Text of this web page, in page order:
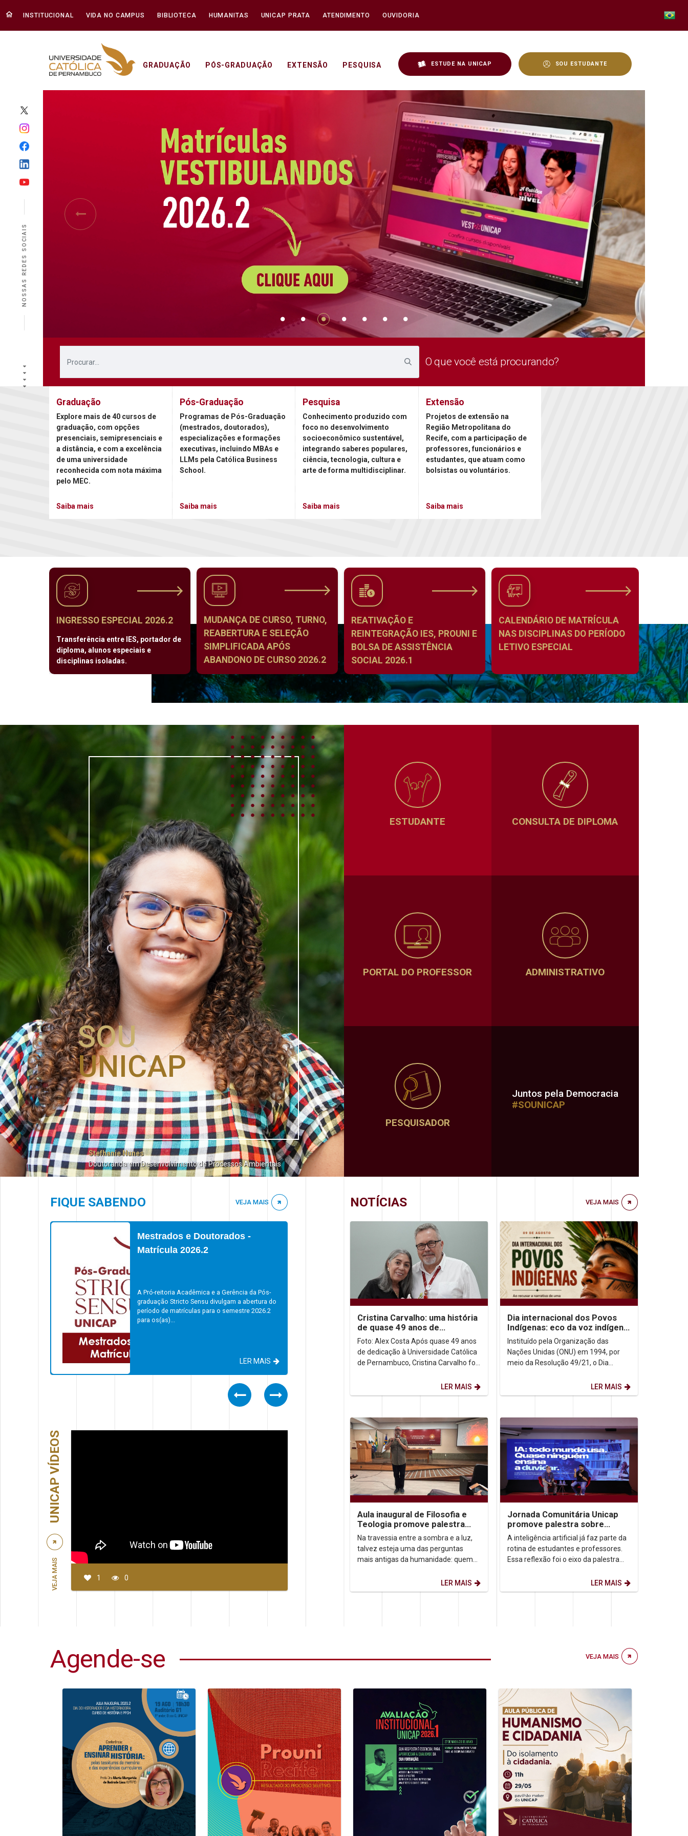
INSTITUCIONAL VIDA NO CAMPUS BIBLIOTECA HUMANITAS UNICAP PRATA ATENDIMENTO OUVIDORIA
GRADUAÇÃO PÓS-GRADUAÇÃO EXTENSÃO PESQUISA ESTUDE NA UNICAP SOU ESTUDANTE
Início - Unicap
NOSSAS REDES SOCIAIS
Previous Next
O que você está procurando?
Graduação
Explore mais de 40 cursos de
graduação, com opções
presenciais, semipresenciais e
a distância, e com a excelência
de uma universidade
reconhecida com nota máxima
pelo MEC.
Saiba mais
Pós-Graduação
Programas de Pós-Graduação
(mestrados, doutorados),
especializações e formações
executivas, incluindo MBAs e
LLMs pela Católica Business
School.
Saiba mais
Pesquisa
Conhecimento produzido com
foco no desenvolvimento
socioeconômico sustentável,
integrando saberes populares,
ciência, tecnologia, cultura e
arte de forma multidisciplinar.
Saiba mais
Extensão
Projetos de extensão na
Região Metropolitana do
Recife, com a participação de
professores, funcionários e
estudantes, que atuam como
bolsistas ou voluntários.
Saiba mais
INGRESSO ESPECIAL 2026.2
Transferência entre IES, portador de
diploma, alunos especiais e
disciplinas isoladas.
MUDANÇA DE CURSO, TURNO,
REABERTURA E SELEÇÃO
SIMPLIFICADA APÓS
ABANDONO DE CURSO 2026.2
REATIVAÇÃO E
REINTEGRAÇÃO IES, PROUNI E
BOLSA DE ASSISTÊNCIA
SOCIAL 2026.1
CALENDÁRIO DE MATRÍCULA
NAS DISCIPLINAS DO PERÍODO
LETIVO ESPECIAL
SOU
UNICAP
Stefhanie Nunes
Doutoranda em Desenvolvimento de Processos Ambientais
ESTUDANTE CONSULTA DE DIPLOMA
PORTAL DO PROFESSOR ADMINISTRATIVO
PESQUISADOR
Juntos pela Democracia
#SOUNICAP
FIQUE SABENDO VEJA MAIS
Mestrados e Doutorados -
Matrícula 2026.2
A Pró-reitoria Acadêmica e a Gerência da Pós-
graduação Stricto Sensu divulgam a abertura do
período de matrículas para o semestre 2026.2
para os(as)...
LER MAIS
Mestrados e Doutorados -
Alunos Especiais /...
Aluno Especial e Aluno Ouvinte Aluno Especial
Mestrado/Doutorado e deseja cursar...
LER MAIS
Previous
Next
UNICAP VÍDEOS
VEJA MAIS 1 0
NOTÍCIAS VEJA MAIS
Cristina Carvalho: uma história
de quase 49 anos de
dedicação à Unicap
Foto: Alex Costa Após quase 49 anos
de dedicação à Universidade Católica
de Pernambuco, Cristina Carvalho foi
LER MAIS
Dia internacional dos Povos
Indígenas: eco da voz indígena
no contexto urbano
Instituído pela Organização das
Nações Unidas (ONU) em 1994, por
meio da Resolução 49/21, o Dia
de agosto) firma-se como...LER MAIS
Aula inaugural de Filosofia e
Teologia promove palestra
sobre autoconhecimento
Na travessia entre a sombra e a luz,
talvez esteja uma das perguntas
mais antigas da humanidade: quem
LER MAIS
Jornada Comunitária Unicap
promove palestra sobre
aprendizagem com uso de IA
A inteligência artificial já faz parte da
rotina de estudantes e professores.
Essa reflexão foi o eixo da palestra
LER MAIS
Agende-se VEJA MAIS